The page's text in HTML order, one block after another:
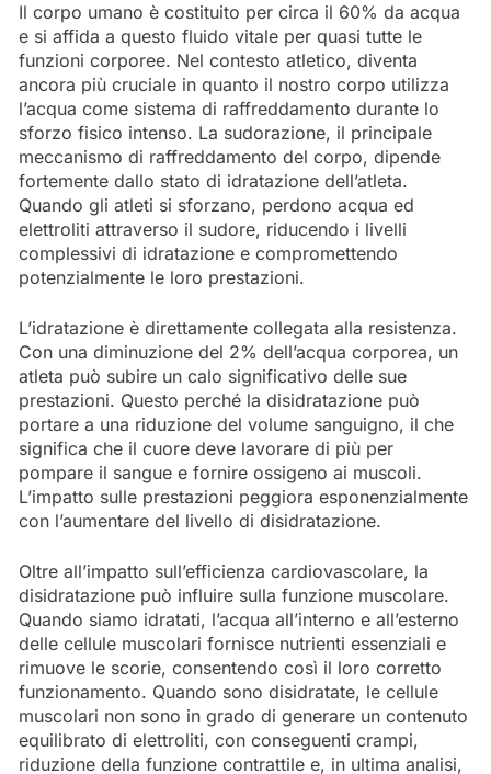
Il corpo umano è costituito per circa il 60% da acqua
e si affida a questo fluido vitale per quasi tutte le
funzioni corporee. Nel contesto atletico, diventa
ancora più cruciale in quanto il nostro corpo utilizza
l’acqua come sistema di raffreddamento durante lo
sforzo fisico intenso. La sudorazione, il principale
meccanismo di raffreddamento del corpo, dipende
fortemente dallo stato di idratazione dell’atleta.
Quando gli atleti si sforzano, perdono acqua ed
elettroliti attraverso il sudore, riducendo i livelli
complessivi di idratazione e compromettendo
potenzialmente le loro prestazioni.
L’idratazione è direttamente collegata alla resistenza.
Con una diminuzione del 2% dell’acqua corporea, un
atleta può subire un calo significativo delle sue
prestazioni. Questo perché la disidratazione può
portare a una riduzione del volume sanguigno, il che
significa che il cuore deve lavorare di più per
pompare il sangue e fornire ossigeno ai muscoli.
L’impatto sulle prestazioni peggiora esponenzialmente
con l’aumentare del livello di disidratazione.
Oltre all’impatto sull’efficienza cardiovascolare, la
disidratazione può influire sulla funzione muscolare.
Quando siamo idratati, l’acqua all’interno e all’esterno
delle cellule muscolari fornisce nutrienti essenziali e
rimuove le scorie, consentendo così il loro corretto
funzionamento. Quando sono disidratate, le cellule
muscolari non sono in grado di generare un contenuto
equilibrato di elettroliti, con conseguenti crampi,
riduzione della funzione contrattile e, in ultima analisi,